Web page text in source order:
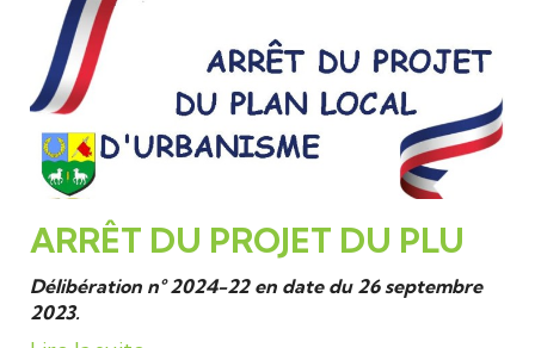
ARRÊT DU PROJET DU PLU
Délibération n° 2024-22 en date du 26 septembre
2023.